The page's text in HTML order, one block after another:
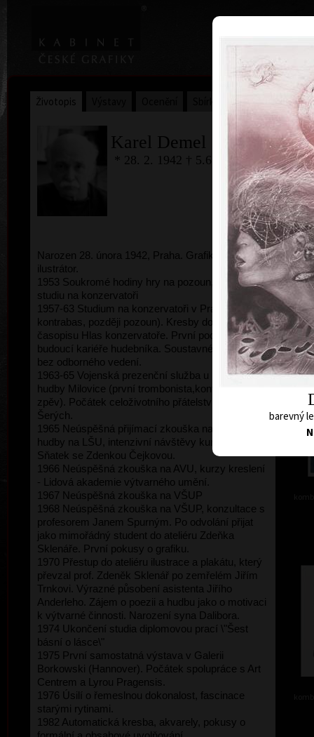
Home
Životopis
Karel Demel
* 28. 2. 1942 † 5.6.2024
Narozen 28. února 1942, Praha. Grafik, malíř a
ilustrátor.
1953 Soukromé hodiny hry na pozoun, příprava ke
studiu na konzervatoři
1957-63 Studium na konzervatoři v Praze (tuba,
kontrabas, později pozoun). Kresby do školního
časopisu Hlas konzervatoře. První pochybnosti o
budoucí kariéře hudebníka. Soustavné kreslení
bez odborného vedení.
1963-65 Vojenská prezenční služba u posádkové
hudby Milovice (první trombonista,kontrabas,
zpěv). Počátek celoživotního přátelství s Jiřím
Šerých.
1965 Neúspěšná přijímací zkouška na AVU, učitel
hudby na LŠU, intenzivní návštěvy kurzů kreslení.
Sňatek se Zdenkou Čejkovou.
1966 Neúspěšná zkouška na AVU, kurzy kreslení
- Lidová akademie výtvarného umění.
1967 Neúspěšná zkouška na VŠUP
1968 Neúspěšná zkouška na VŠUP, konzultace s
profesorem Janem Spurným. Po odvolání přijat
jako mimořádný student do ateliéru Zdeňka
Sklenáře. První pokusy o grafiku.
1970 Přestup do ateliéru ilustrace a plakátu, který
převzal prof. Zdeněk Sklenář po zemřelém Jiřím
Trnkovi. Výrazné působení asistenta Jiřího
Anderleho. Zájem o poezii a hudbu jako o motivaci
k výtvarné činnosti. Narození syna Dalibora.
1974 Ukončení studia diplomovou prací \"Šest
básní o lásce\"
1975 První samostatná výstava v Galerii
Borkowski (Hannover). Počátek spolupráce s Art
Centrem a Lyrou Pragensis.
1976 Úsilí o řemeslnou dokonalost, fascinace
starými rytinami.
1982 Automatická kresba, akvarely, pokusy o
barevný